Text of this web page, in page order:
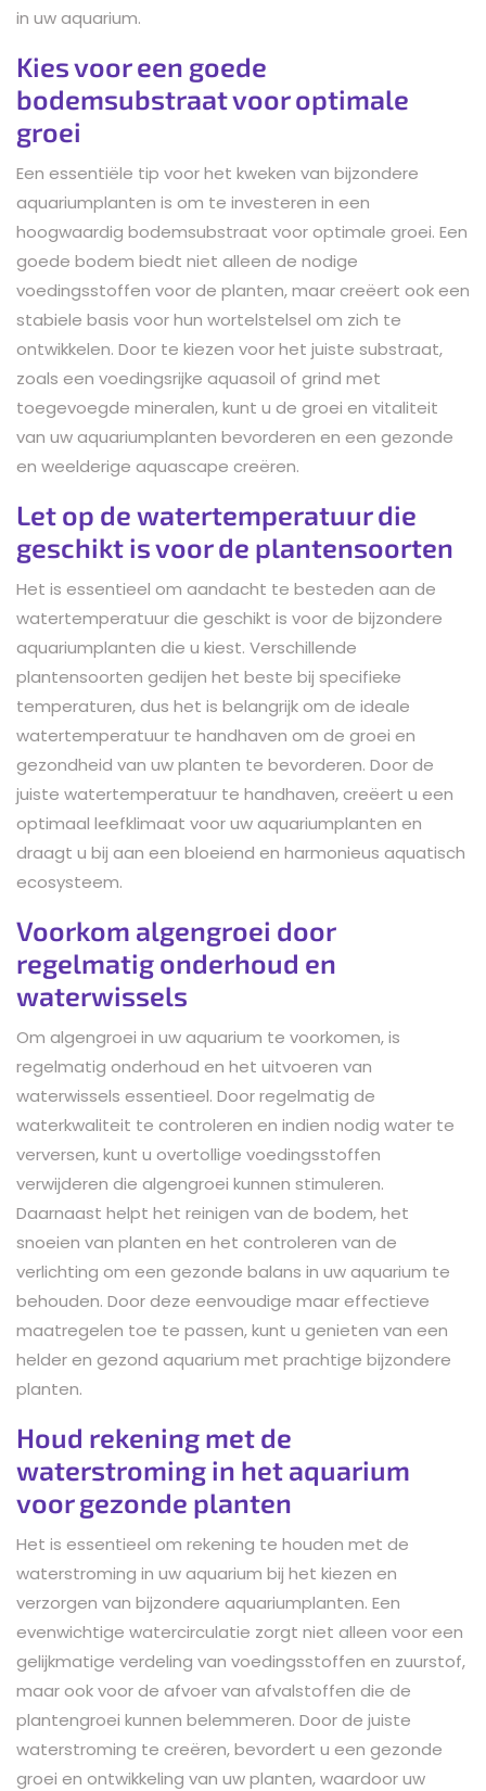
in uw aquarium.
Kies voor een goede
bodemsubstraat voor optimale
groei
Een essentiële tip voor het kweken van bijzondere
aquariumplanten is om te investeren in een
hoogwaardig bodemsubstraat voor optimale groei. Een
goede bodem biedt niet alleen de nodige
voedingsstoffen voor de planten, maar creëert ook een
stabiele basis voor hun wortelstelsel om zich te
ontwikkelen. Door te kiezen voor het juiste substraat,
zoals een voedingsrijke aquasoil of grind met
toegevoegde mineralen, kunt u de groei en vitaliteit
van uw aquariumplanten bevorderen en een gezonde
en weelderige aquascape creëren.
Let op de watertemperatuur die
geschikt is voor de plantensoorten
Het is essentieel om aandacht te besteden aan de
watertemperatuur die geschikt is voor de bijzondere
aquariumplanten die u kiest. Verschillende
plantensoorten gedijen het beste bij specifieke
temperaturen, dus het is belangrijk om de ideale
watertemperatuur te handhaven om de groei en
gezondheid van uw planten te bevorderen. Door de
juiste watertemperatuur te handhaven, creëert u een
optimaal leefklimaat voor uw aquariumplanten en
draagt u bij aan een bloeiend en harmonieus aquatisch
ecosysteem.
Voorkom algengroei door
regelmatig onderhoud en
waterwissels
Om algengroei in uw aquarium te voorkomen, is
regelmatig onderhoud en het uitvoeren van
waterwissels essentieel. Door regelmatig de
waterkwaliteit te controleren en indien nodig water te
verversen, kunt u overtollige voedingsstoffen
verwijderen die algengroei kunnen stimuleren.
Daarnaast helpt het reinigen van de bodem, het
snoeien van planten en het controleren van de
verlichting om een gezonde balans in uw aquarium te
behouden. Door deze eenvoudige maar effectieve
maatregelen toe te passen, kunt u genieten van een
helder en gezond aquarium met prachtige bijzondere
planten.
Houd rekening met de
waterstroming in het aquarium
voor gezonde planten
Het is essentieel om rekening te houden met de
waterstroming in uw aquarium bij het kiezen en
verzorgen van bijzondere aquariumplanten. Een
evenwichtige watercirculatie zorgt niet alleen voor een
gelijkmatige verdeling van voedingsstoffen en zuurstof,
maar ook voor de afvoer van afvalstoffen die de
plantengroei kunnen belemmeren. Door de juiste
waterstroming te creëren, bevordert u een gezonde
groei en ontwikkeling van uw planten, waardoor uw